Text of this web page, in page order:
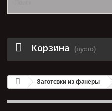
Корзина (пусто)
Заготовки из фанеры